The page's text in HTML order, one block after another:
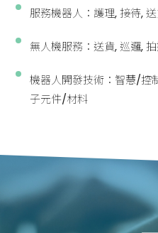
服務機器人：護理, 接待,
無人機服務：送貨, 巡邏,
機器人開發技術：智慧/控
子元件/材料